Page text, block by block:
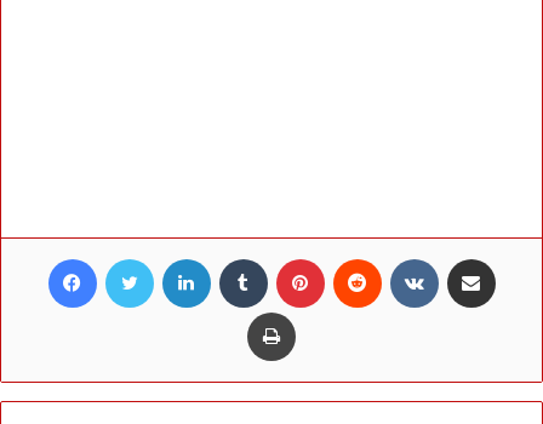
Facebook Twitter LinkedIn Tumblr Pinterest Reddit VKontakte
Print